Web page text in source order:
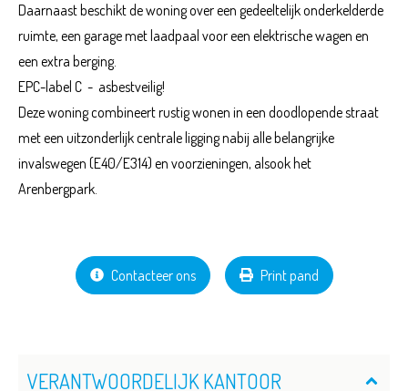
Daarnaast beschikt de woning over een gedeeltelijk onderkelderde
ruimte, een garage met laadpaal voor een elektrische wagen en
een extra berging.
EPC-label C - asbestveilig!
Deze woning combineert rustig wonen in een doodlopende straat
met een uitzonderlijk centrale ligging nabij alle belangrijke
invalswegen (E40/E314) en voorzieningen, alsook het
Arenbergpark.
Contacteer ons Print pand
VERANTWOORDELIJK KANTOOR